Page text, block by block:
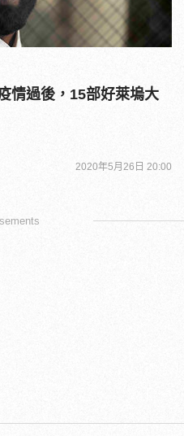
情過後，15部好萊塢大
2020年5月26日 20:00